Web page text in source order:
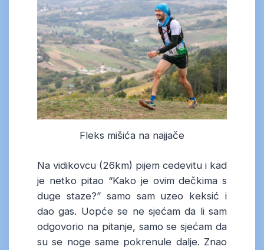
Fleks mišića na najjače
Na vidikovcu (26km) pijem cedevitu i kad
je netko pitao “Kako je ovim dečkima s
duge staze?” samo sam uzeo keksić i
dao gas. Uopće se ne sjećam da li sam
odgovorio na pitanje, samo se sjećam da
su se noge same pokrenule dalje. Znao